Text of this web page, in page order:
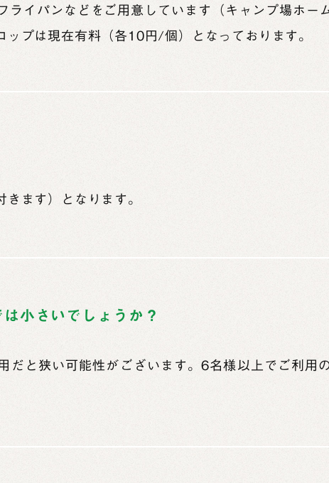
イパンなどをご用意しています（キャンプ場ホー
プは現在有料（各10円/個）となっております。
ます）となります。
小さいでしょうか？
だと狭い可能性がございます。6名様以上でご利用